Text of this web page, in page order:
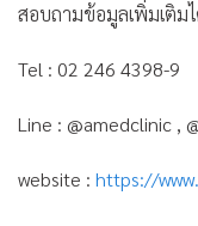
สอบถามข้อมูลเพิ่มเติม
Tel : 02 246 4398-9
Line : @amedclinic ,
website : https://